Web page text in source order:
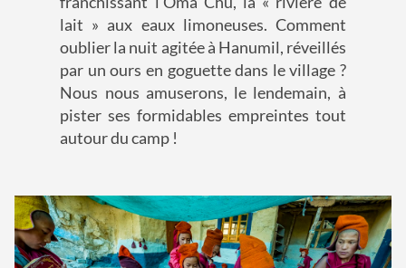
lait » aux eaux limoneuses. Comment
oublier la nuit agitée à Hanumil, réveillés
par un ours en goguette dans le village ?
Nous nous amuserons, le lendemain, à
pister ses formidables empreintes tout
autour du camp !